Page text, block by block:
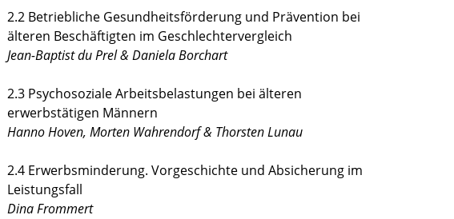
2.2 Betriebliche Gesundheitsförderung und Prävention bei
älteren Beschäftigten im Geschlechtervergleich
Jean-Baptist du Prel & Daniela Borchart
2.3 Psychosoziale Arbeitsbelastungen bei älteren
erwerbstätigen Männern
Hanno Hoven, Morten Wahrendorf & Thorsten Lunau
2.4 Erwerbsminderung. Vorgeschichte und Absicherung im
Leistungsfall
Dina Frommert